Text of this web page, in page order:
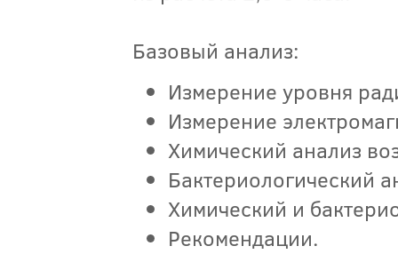
Базовый анализ:
Измерение уровня
Измерение
Химический анализ
Бактериологический
Химический и
Рекомендации.